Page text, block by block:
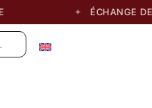
ÉCHANGE DE